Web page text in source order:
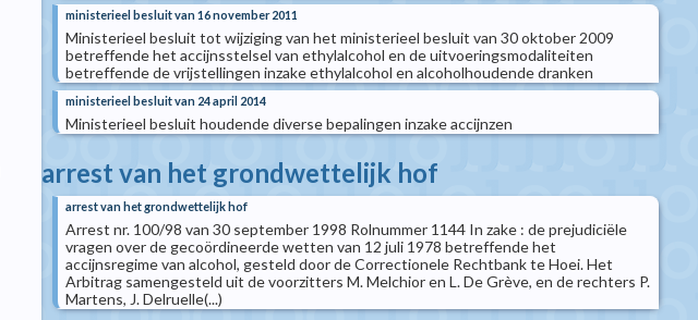
ministerieel besluit van 16 november 2011
Ministerieel besluit tot wijziging van het ministerieel besluit van 30 oktober 2009
betreffende het accijnsstelsel van ethylalcohol en de uitvoeringsmodaliteiten
betreffende de vrijstellingen inzake ethylalcohol en alcoholhoudende dranken
ministerieel besluit van 24 april 2014
Ministerieel besluit houdende diverse bepalingen inzake accijnzen
arrest van het grondwettelijk hof
arrest van het grondwettelijk hof
Arrest nr. 100/98 van 30 september 1998 Rolnummer 1144 In zake : de prejudiciële
vragen over de gecoördineerde wetten van 12 juli 1978 betreffende het
accijnsregime van alcohol, gesteld door de Correctionele Rechtbank te Hoei. Het
Arbitrag samengesteld uit de voorzitters M. Melchior en L. De Grève, en de rechters P.
Martens, J. Delruelle(...)